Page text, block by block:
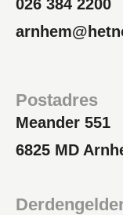
026 384 2200
Postadres
Meander 551
6825 MD